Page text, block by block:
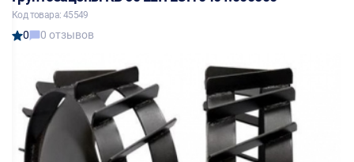
Код товара: 45549
0 0 отзывов